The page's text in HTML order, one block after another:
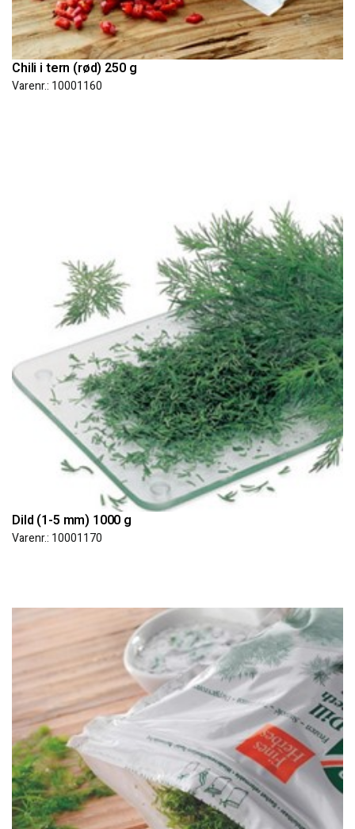
Chili i tern (rød) 250 g
Varenr.: 10001160
Dild (1-5 mm) 1000 g
Varenr.: 10001170